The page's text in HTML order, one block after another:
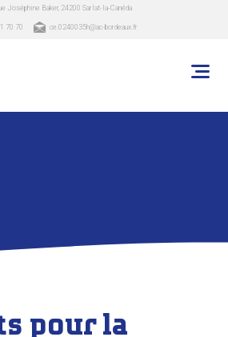
Joséphine Baker, 24200 Sarlat-la-Canéda
70 70 ce.0240035h@ac-bordeaux.fr
pour la